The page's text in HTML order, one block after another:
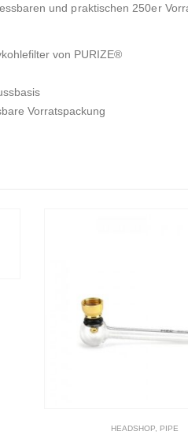
und praktischen 250er
von PURIZE®
Vorratspackung
Digital Waage 0.01g/
out of 5